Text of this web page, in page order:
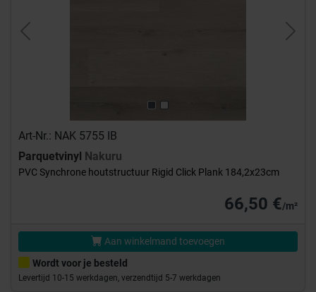
Previous Next
Art-Nr.: NAK 5755 IB
Parquetvinyl Nakuru
PVC Synchrone houtstructuur Rigid Click Plank 184,2x23cm
66,50 €/m²
Aan winkelmand toevoegen
Wordt voor je besteld
Levertijd 10-15 werkdagen, verzendtijd 5-7 werkdagen